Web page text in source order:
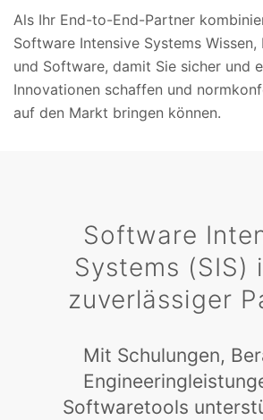
Als Ihr End-to-End-Partner
Software Intensive Systems Wissen,
und Software, damit Sie sicher und
Innovationen schaffen und
auf den Markt bringen können.
Software
Systems (SIS)
zuverlässiger
Mit Schulungen,
Softwaretools